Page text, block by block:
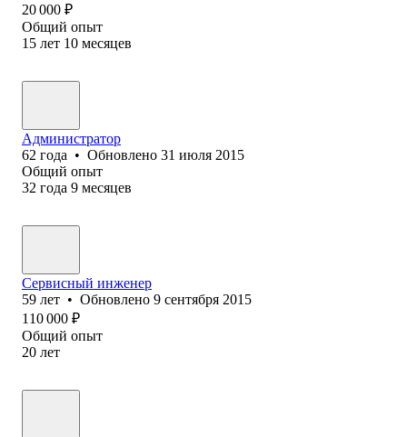
20 000 ₽
Общий опыт
15 лет 10 месяцев
Администратор
62 года • Обновлено 31 июля 2015
Общий опыт
32 года 9 месяцев
Сервисный инженер
59 лет • Обновлено 9 сентября 2015
110 000 ₽
Общий опыт
20 лет